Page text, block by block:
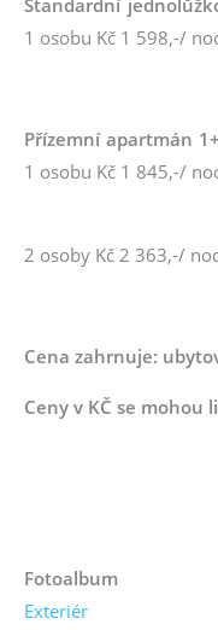
Standardní
1 osobu Kč 1 598,-/
Přízemní
1 osobu Kč 1 845,-/
2 osoby Kč 2 363,-/
Cena zahrnuje:
Ceny v KČ se mohou
Fotoalbum
Exteriér